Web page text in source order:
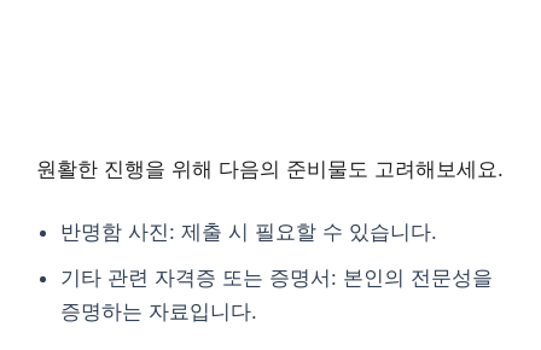
원활한 진행을 위해 다음의 준비물도 고려해보세요.
반명함 사진: 제출 시 필요할 수 있습니다.
기타 관련 자격증 또는 증명서: 본인의 전문성을
증명하는 자료입니다.